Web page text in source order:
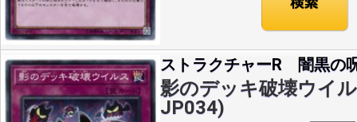
ストラクチャーR 闇黒の
影のデッキ破壊ウイ
JP034)